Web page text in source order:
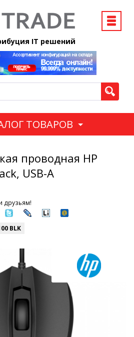
IT решений
ТОВАРОВ
проводная HP
USB-A
друзьям!
BLK